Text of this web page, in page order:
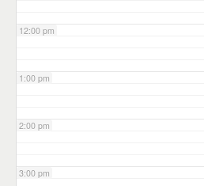
12:00 pm
1:00 pm
2:00 pm
3:00 pm